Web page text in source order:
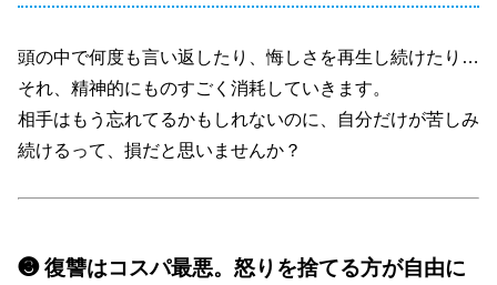
頭の中で何度も言い返したり、悔しさを再生し続けたり…
それ、精神的にものすごく消耗していきます。
相手はもう忘れてるかもしれないのに、自分だけが苦しみ
続けるって、損だと思いませんか？
❸ 復讐はコスパ最悪。怒りを捨てる方が自由に